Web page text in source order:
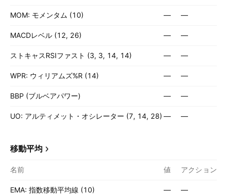
MOM: モメンタム (10) — —
MACDレベル (12, 26) — —
ストキャスRSIファスト (3, 3, 14, 14) — —
WPR: ウィリアムズ%R (14) — —
BBP (ブルベアパワー) — —
UO: アルティメット・オシレーター (7, 14, 28) — —
移動平均
名前 値 アクション
EMA: 指数移動平均線 (10) — —